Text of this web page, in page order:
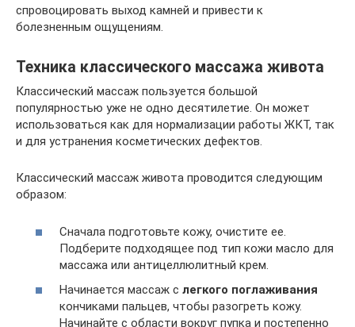
спровоцировать выход камней и привести к
болезненным ощущениям.
Техника классического массажа живота
Классический массаж пользуется большой
популярностью уже не одно десятилетие. Он может
использоваться как для нормализации работы ЖКТ, так
и для устранения косметических дефектов.
Классический массаж живота проводится следующим
образом:
Сначала подготовьте кожу, очистите ее.
Подберите подходящее под тип кожи масло для
массажа или антицеллюлитный крем.
Начинается массаж с легкого поглаживания
кончиками пальцев, чтобы разогреть кожу.
Начинайте с области вокруг пупка и постепенно